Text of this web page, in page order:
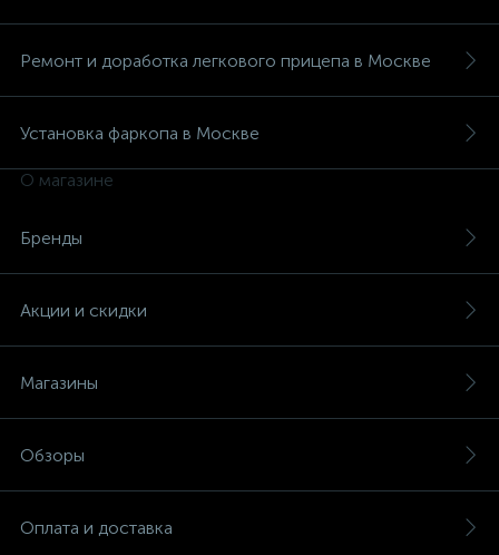
Ремонт и доработка легкового прицепа в Москве
Установка фаркопа в Москве
О магазине
Бренды
Акции и скидки
Магазины
Обзоры
Оплата и доставка